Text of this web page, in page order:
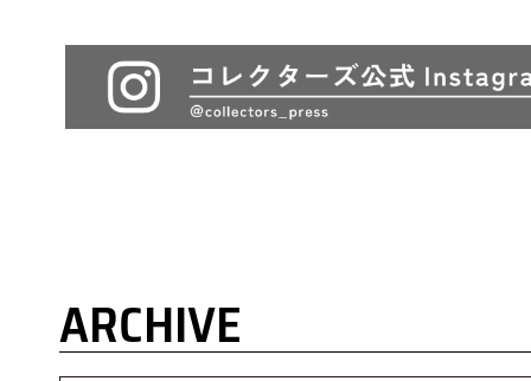
ARCHIVE